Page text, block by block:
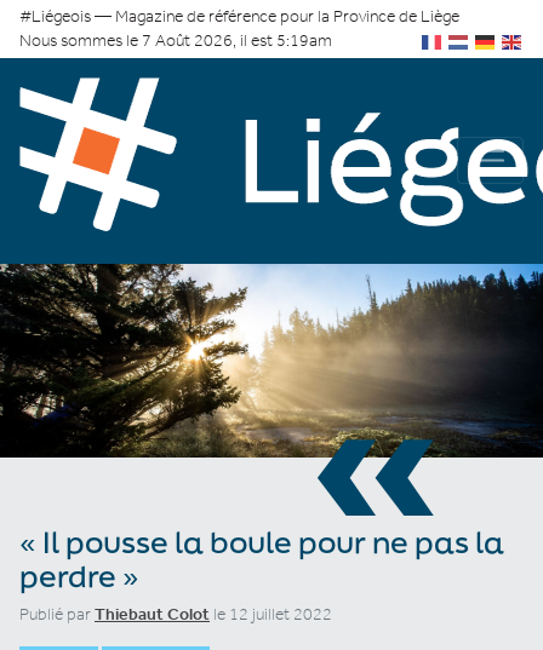
#Liégeois — Magazine de référence pour la Province de Liège
Nous sommes le 7 Août 2026, il est 5:19am
«
« Il pousse la boule pour ne pas la
perdre »
Publié parThiebaut Colot le 12 juillet 2022